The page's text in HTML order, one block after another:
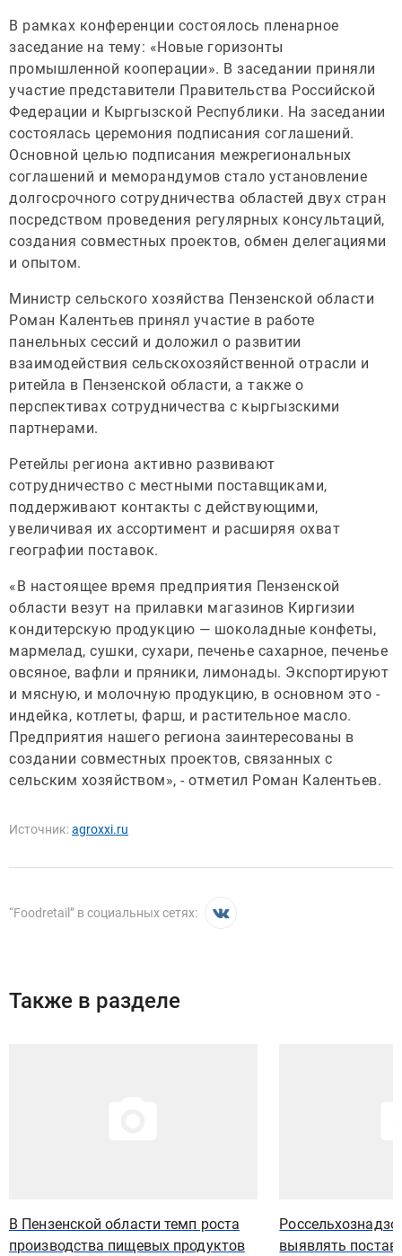
В рамках конференции состоялось пленарное
заседание на тему: «Новые горизонты
промышленной кооперации». В заседании приняли
участие представители Правительства Российской
Федерации и Кыргызской Республики. На заседании
состоялась церемония подписания соглашений.
Основной целью подписания межрегиональных
соглашений и меморандумов стало установление
долгосрочного сотрудничества областей двух стран
посредством проведения регулярных консультаций,
создания совместных проектов, обмен делегациями
и опытом.
Министр сельского хозяйства Пензенской области
Роман Калентьев принял участие в работе
панельных сессий и доложил о развитии
взаимодействия сельскохозяйственной отрасли и
ритейла в Пензенской области, а также о
перспективах сотрудничества с кыргызскими
партнерами.
Ретейлы региона активно развивают
сотрудничество с местными поставщиками,
поддерживают контакты с действующими,
увеличивая их ассортимент и расширяя охват
географии поставок.
«В настоящее время предприятия Пензенской
области везут на прилавки магазинов Киргизии
кондитерскую продукцию — шоколадные конфеты,
мармелад, сушки, сухари, печенье сахарное, печенье
овсяное, вафли и пряники, лимонады. Экспортируют
и мясную, и молочную продукцию, в основном это -
индейка, котлеты, фарш, и растительное масло.
Предприятия нашего региона заинтересованы в
создании совместных проектов, связанных с
сельским хозяйством», - отметил Роман Калентьев.
Источник:agroxxi.ru
“Foodretail” в социальных сетях:
Также в разделе
В Пензенской области темп роста
производства пищевых продуктов
выявлять